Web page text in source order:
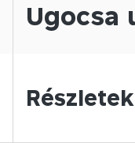
Ugocsa
Részletek